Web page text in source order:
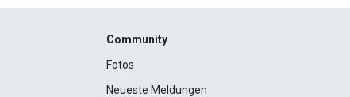
Community
Fotos
Neueste Meldungen